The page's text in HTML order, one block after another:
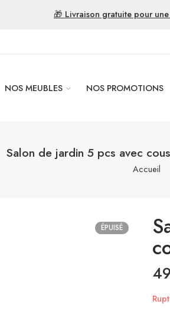
🎁 Livraison gratuite pour
NOS MEUBLES NOS PROMOTIONS
Salon de jardin 5 pcs avec
Accueil
ÉPUISÉ